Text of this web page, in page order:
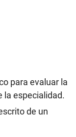
para evaluar la
la especialidad.
de un